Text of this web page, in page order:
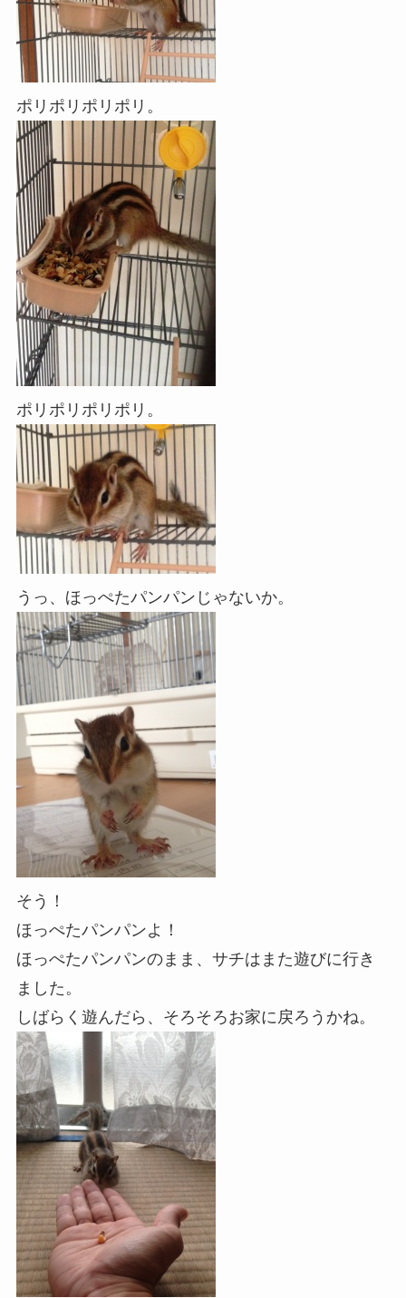
ポリポリポリポリ。
ポリポリポリポリ。
うっ、ほっぺたパンパンじゃないか。
そう！
ほっぺたパンパンよ！
ほっぺたパンパンのまま、サチはまた遊びに行き
ました。
しばらく遊んだら、そろそろお家に戻ろうかね。